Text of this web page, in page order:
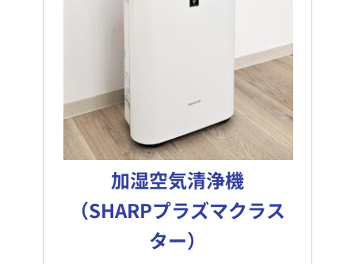
加湿空気清浄機
（SHARPプラズマクラス
ター）